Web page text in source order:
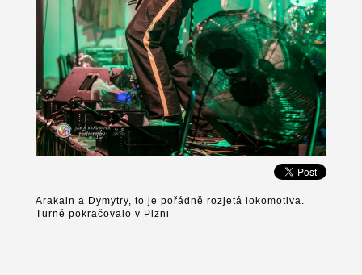
Arakain a Dymytry, to je pořádně rozjetá lokomotiva.
Turné pokračovalo v Plzni